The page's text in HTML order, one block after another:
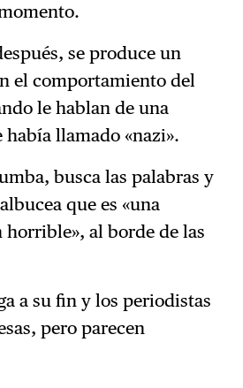
se produce un
el comportamiento del
le hablan de una
llamado «nazi».
busca las palabras y
que es «una
al borde de las
a su fin y los periodistas
pero parecen